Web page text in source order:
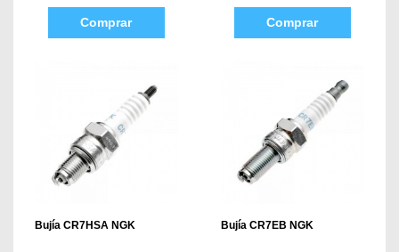
Comprar Comprar
Bujía CR7HSA NGK Bujía CR7EB NGK